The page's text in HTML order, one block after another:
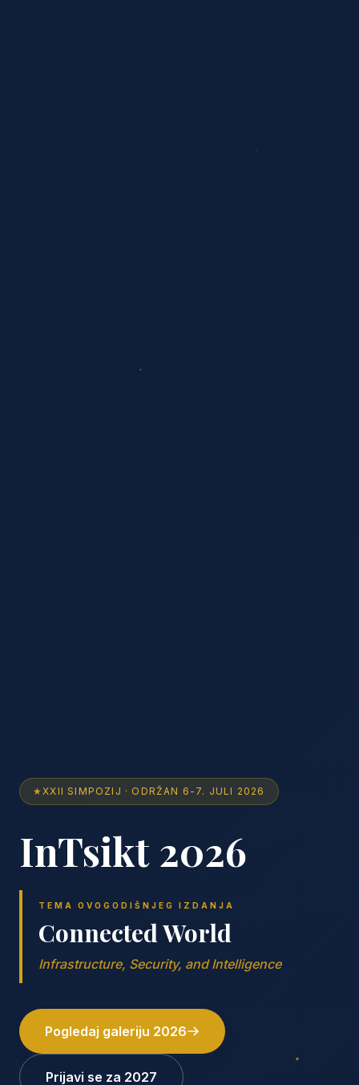
★XXII SIMPOZIJ · ODRŽAN 6-7. JULI 2026
InTsikt 2026
TEMA OVOGODIŠNJEG IZDANJA
Connected World
Infrastructure, Security, and Intelligence
Pogledaj galeriju 2026
Prijavi se za 2027